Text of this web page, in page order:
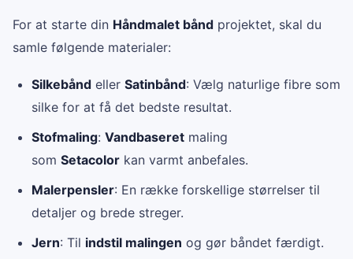
For at starte din Håndmalet bånd projektet, skal du
samle følgende materialer:
Silkebånd eller Satinbånd: Vælg naturlige fibre som
silke for at få det bedste resultat.
Stofmaling: Vandbaseret maling
som Setacolor kan varmt anbefales.
Malerpensler: En række forskellige størrelser til
detaljer og brede streger.
Jern: Til indstil malingen og gør båndet færdigt.